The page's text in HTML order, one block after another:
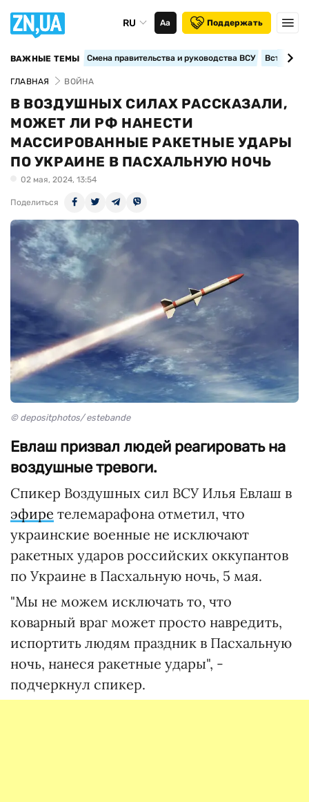
RU Аа Поддержать
ВАЖНЫЕ ТЕМЫ Смена правительства и руководства ВСУ
ГЛАВНАЯ ВОЙНА
В ВОЗДУШНЫХ СИЛАХ РАССКАЗАЛИ,
МОЖЕТ ЛИ РФ НАНЕСТИ
МАССИРОВАННЫЕ РАКЕТНЫЕ УДАРЫ
ПО УКРАИНЕ В ПАСХАЛЬНУЮ НОЧЬ
02 мая, 2024, 13:54
Поделиться
© depositphotos/ estebande
Евлаш призвал людей реагировать на
воздушные тревоги.
Спикер Воздушных сил ВСУ Илья Евлаш в
эфире телемарафона отметил, что
украинские военные не исключают
ракетных ударов российских оккупантов
по Украине в Пасхальную ночь, 5 мая.
"Мы не можем исключать то, что
коварный враг может просто навредить,
испортить людям праздник в Пасхальную
ночь, нанеся ракетные удары", -
подчеркнул спикер.